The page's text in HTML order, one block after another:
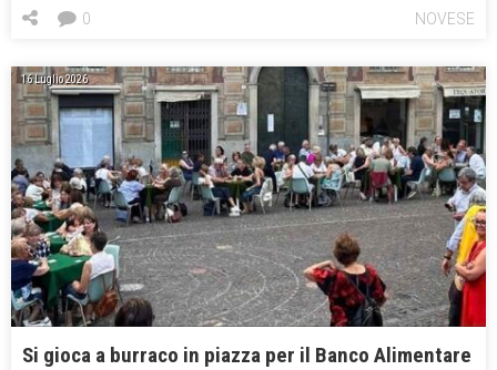
NOVESE
0
16 Luglio 2026
Si gioca a burraco in piazza per il Banco Alimentare